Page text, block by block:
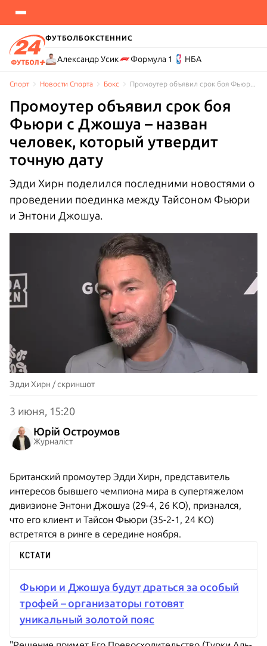
ФУТБОЛБОКСТЕННИС
Александр Усик Формула 1 НБА
Спорт Новости Cпорта Бокс
Промоутер объявил срок боя
Фьюри с Джошуа – назван
человек, который утвердит
точную дату
Эдди Хирн поделился последними новостями о
проведении поединка между Тайсоном Фьюри
и Энтони Джошуа.
Эдди Хирн / скриншот
3 июня, 15:20
Юрій Остроумов
Журналіст
Британский промоутер Эдди Хирн, представитель
интересов бывшего чемпиона мира в супертяжелом
дивизионе Энтони Джошуа (29-4, 26 KO), признался,
что его клиент и Тайсон Фьюри (35-2-1, 24 КО)
встретятся в ринге в середине ноября.
КСТАТИ
Фьюри и Джошуа будут драться за особый
трофей – организаторы готовят
уникальный золотой пояс